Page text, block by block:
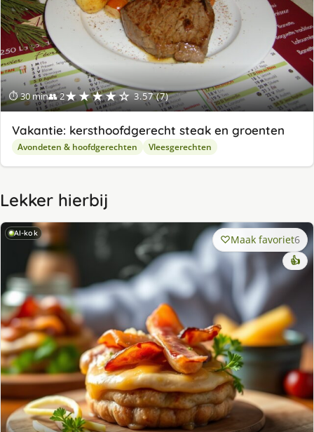
⏱ 30 min👥 2★★★★☆ 3.57 (7)
Vakantie: kersthoofdgerecht steak en groenten
Avondeten & hoofdgerechten Vleesgerechten
Lekker hierbij
AI-kok Maak favoriet6
👍